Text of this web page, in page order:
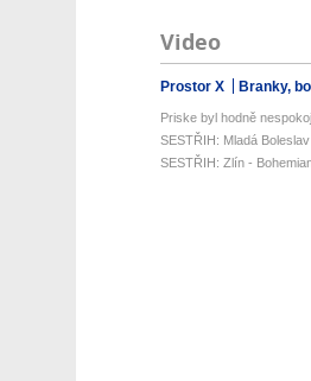
Video
Prostor X Branky,
Priske byl hodně
SESTŘIH: Mladá
SESTŘIH: Zlín -